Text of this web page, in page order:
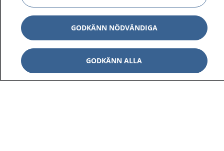
GODKÄNN NÖDVÄNDIGA
GODKÄNN ALLA